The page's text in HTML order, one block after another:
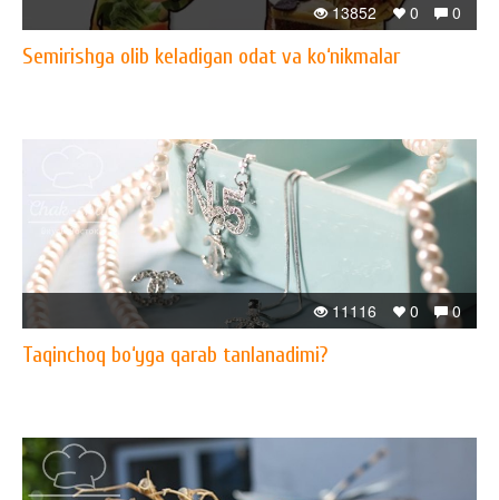
0
0
13852
Semirishga olib keladigan odat va ko‘nikmalar
0
0
11116
Taqinchoq bo‘yga qarab tanlanadimi?